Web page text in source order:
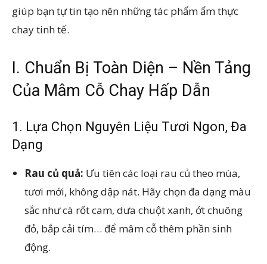
giúp bạn tự tin tạo nên những tác phẩm ẩm thực
chay tinh tế.
I. Chuẩn Bị Toàn Diện – Nền Tảng
Của Mâm Cỗ Chay Hấp Dẫn
1. Lựa Chọn Nguyên Liệu Tươi Ngon, Đa
Dạng
Rau củ quả: Ưu tiên các loại rau củ theo mùa,
tươi mới, không dập nát. Hãy chọn đa dạng màu
sắc như cà rốt cam, dưa chuột xanh, ớt chuông
đỏ, bắp cải tím… để mâm cỗ thêm phần sinh
động.